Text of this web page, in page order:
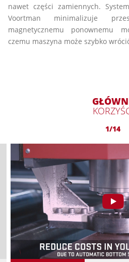
nawet części zamiennych.
Voortman minimalizuje
magnetycznemu ponownemu
czemu maszyna może szybko
1/14